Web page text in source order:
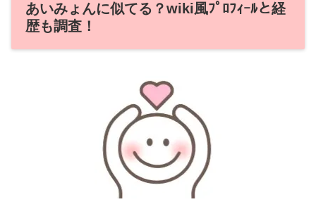
あいみょんに似てる？wiki風ﾌﾟﾛﾌｨｰﾙと経
歴も調査！